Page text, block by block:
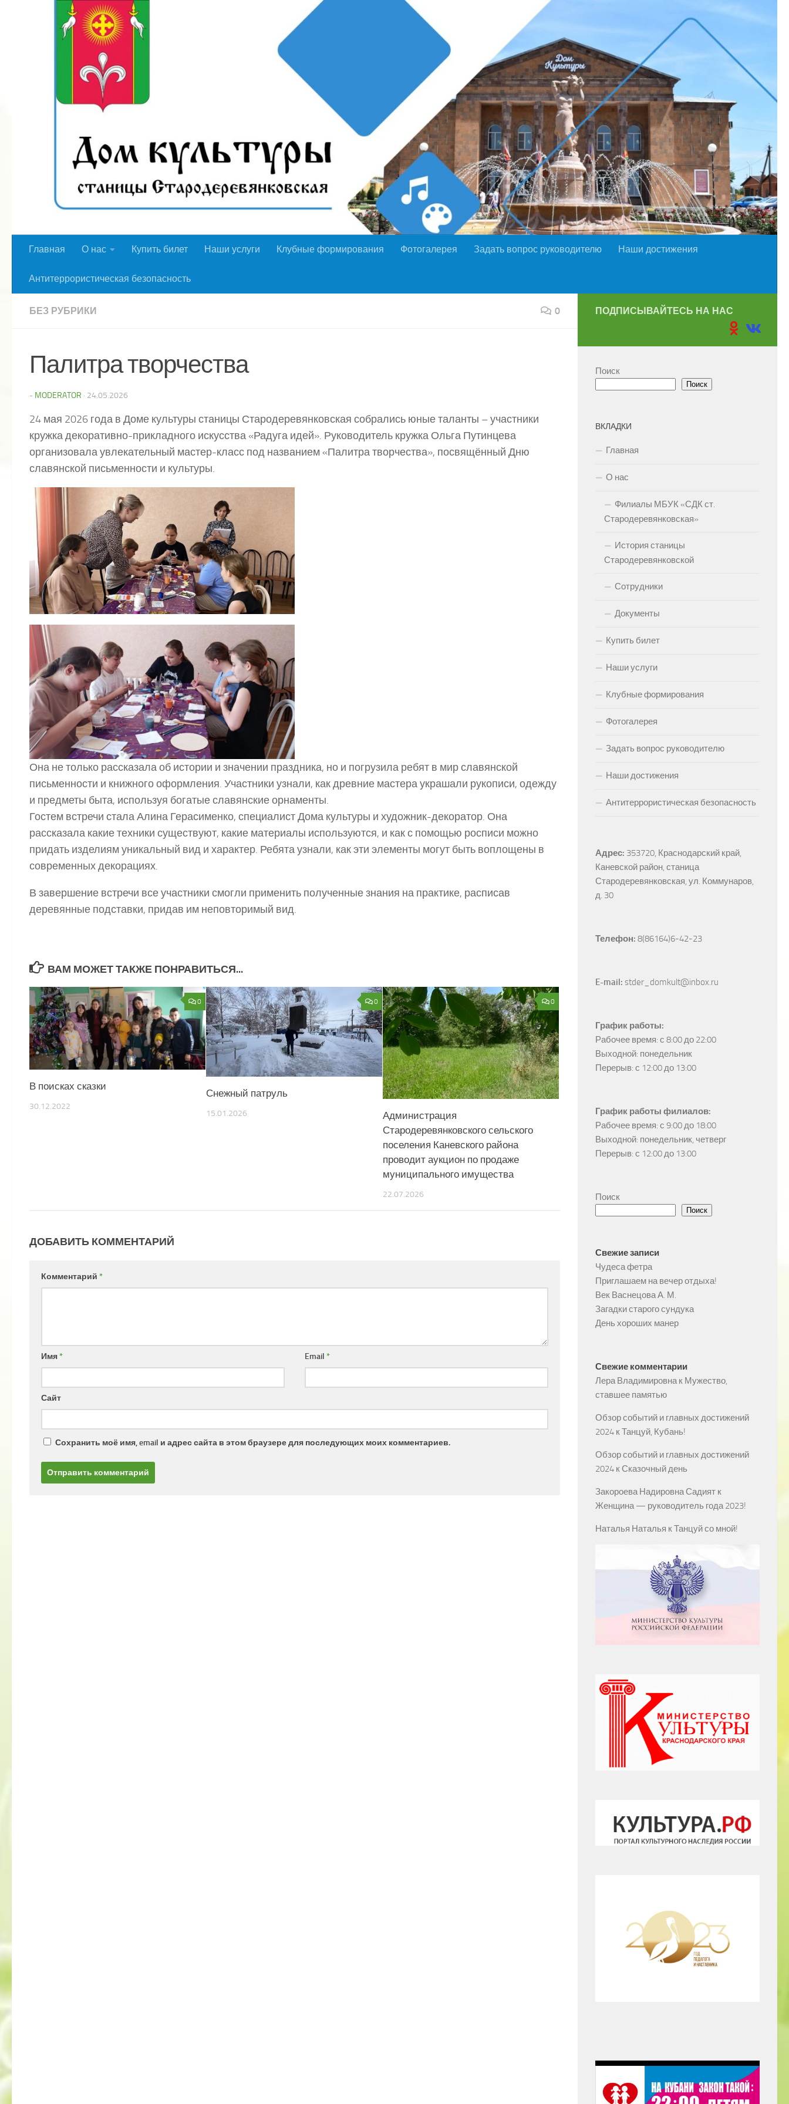
Перейти к содержимому
Главная О нас Купить билет Наши услуги Клубные формирования Фотогалерея Задать вопрос руководителю Наши достижения
Антитеррористическая безопасность
БЕЗ РУБРИКИ 0
Палитра творчества
- MODERATOR · 24.05.2026
24 мая 2026 года в Доме культуры станицы Стародеревянковская собрались юные таланты – участники
кружка декоративно-прикладного искусства «Радуга идей». Руководитель кружка Ольга Путинцева
организовала увлекательный мастер-класс под названием «Палитра творчества», посвящённый Дню
славянской письменности и культуры.
Она не только рассказала об истории и значении праздника, но и погрузила ребят в мир славянской
письменности и книжного оформления. Участники узнали, как древние мастера украшали рукописи, одежду
и предметы быта, используя богатые славянские орнаменты.
Гостем встречи стала Алина Герасименко, специалист Дома культуры и художник-декоратор. Она
рассказала какие техники существуют, какие материалы используются, и как с помощью росписи можно
придать изделиям уникальный вид и характер. Ребята узнали, как эти элементы могут быть воплощены в
современных декорациях.
В завершение встречи все участники смогли применить полученные знания на практике, расписав
деревянные подставки, придав им неповторимый вид.
ВАМ МОЖЕТ ТАКЖЕ ПОНРАВИТЬСЯ...
0
В поисках сказки
30.12.2022
0
Снежный патруль
15.01.2026
0
Администрация
Стародеревянковского сельского
поселения Каневского района
проводит аукцион по продаже
муниципального имущества
22.07.2026
ДОБАВИТЬ КОММЕНТАРИЙ
Комментарий *
Имя* Email*
Сайт
Сохранить моё имя, email и адрес сайта в этом браузере для последующих моих комментариев.
ПОДПИСЫВАЙТЕСЬ НА НАС
Поиск
Поиск
ВКЛАДКИ
Главная
О нас
Филиалы МБУК «СДК ст.
Стародеревянковская»
История станицы
Стародеревянковской
Сотрудники
Документы
Купить билет
Наши услуги
Клубные формирования
Фотогалерея
Задать вопрос руководителю
Наши достижения
Антитеррористическая безопасность
Адрес: 353720, Краснодарский край,
Каневской район, станица
Стародеревянковская, ул. Коммунаров,
д. 30
Телефон: 8(86164)6-42-23
E-mail: stder_domkult@inbox.ru
График работы:
Рабочее время: с 8:00 до 22:00
Выходной: понедельник
Перерыв: с 12:00 до 13:00
График работы филиалов:
Рабочее время: с 9:00 до 18:00
Выходной: понедельник, четверг
Перерыв: с 12:00 до 13:00
Поиск
Поиск
Свежие записи
Чудеса фетра
Приглашаем на вечер отдыха!
Век Васнецова А. М.
Загадки старого сундука
День хороших манер
Свежие комментарии
Лера Владимировнак Мужество,
ставшее памятью
Обзор событий и главных достижений
2024 кТанцуй, Кубань!
Обзор событий и главных достижений
2024 кСказочный день
Закороева Надировна Садият к
Женщина — руководитель года 2023!
Наталья Наталья кТанцуй со мной!